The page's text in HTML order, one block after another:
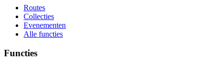
Routes
Collecties
Evenementen
Alle functies
Functies